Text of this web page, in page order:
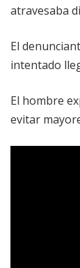
atravesaba
El
intentado
El hombre
evitar